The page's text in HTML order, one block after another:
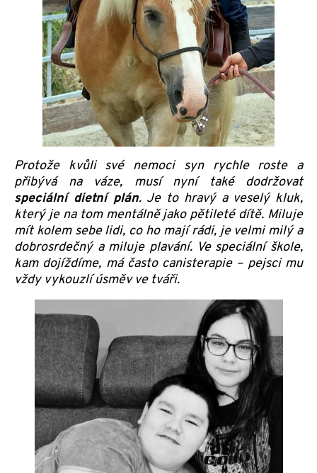
Protože kvůli své nemoci syn rychle roste a
přibývá na váze, musí nyní také dodržovat
speciální dietní plán. Je to hravý a veselý kluk,
který je na tom mentálně jako pětileté dítě. Miluje
mít kolem sebe lidi, co ho mají rádi, je velmi milý a
dobrosrdečný a miluje plavání. Ve speciální škole,
kam dojíždíme, má často canisterapie – pejsci mu
vždy vykouzlí úsměv ve tváři.